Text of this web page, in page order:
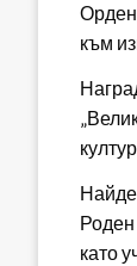
към
Роден
като